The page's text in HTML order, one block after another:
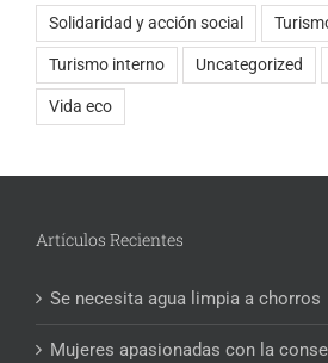
Solidaridad y acción social
Turismo interno Uncategorized
Vida eco
Artículos Recientes
Se necesita agua limpia a chorros
Mujeres apasionadas con la